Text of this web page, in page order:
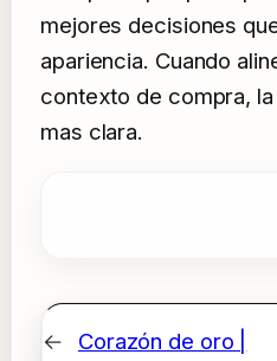
mejores decisiones
apariencia. Cuando
contexto de compra,
mas clara.
←
Corazón de oro |